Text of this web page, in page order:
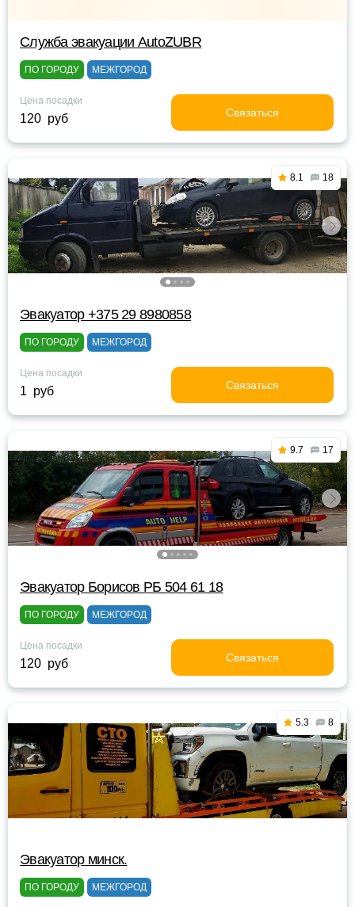
Служба эвакуации AutoZUBR
ПО ГОРОДУ МЕЖГОРОД
Цена посадки
120 руб Связаться
8.1 18
Эвакуатор +375 29 8980858
ПО ГОРОДУ МЕЖГОРОД
Цена посадки
1 руб Связаться
9.7 17
Эвакуатор Борисов РБ 504 61 18
ПО ГОРОДУ МЕЖГОРОД
Цена посадки
120 руб Связаться
5.3 8
Эвакуатор минск.
ПО ГОРОДУ МЕЖГОРОД